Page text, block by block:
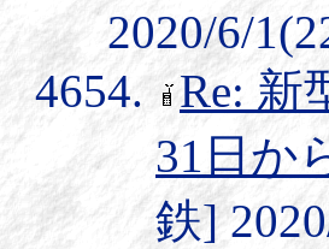
2020/6/
Re: 新
31日か
鉄]